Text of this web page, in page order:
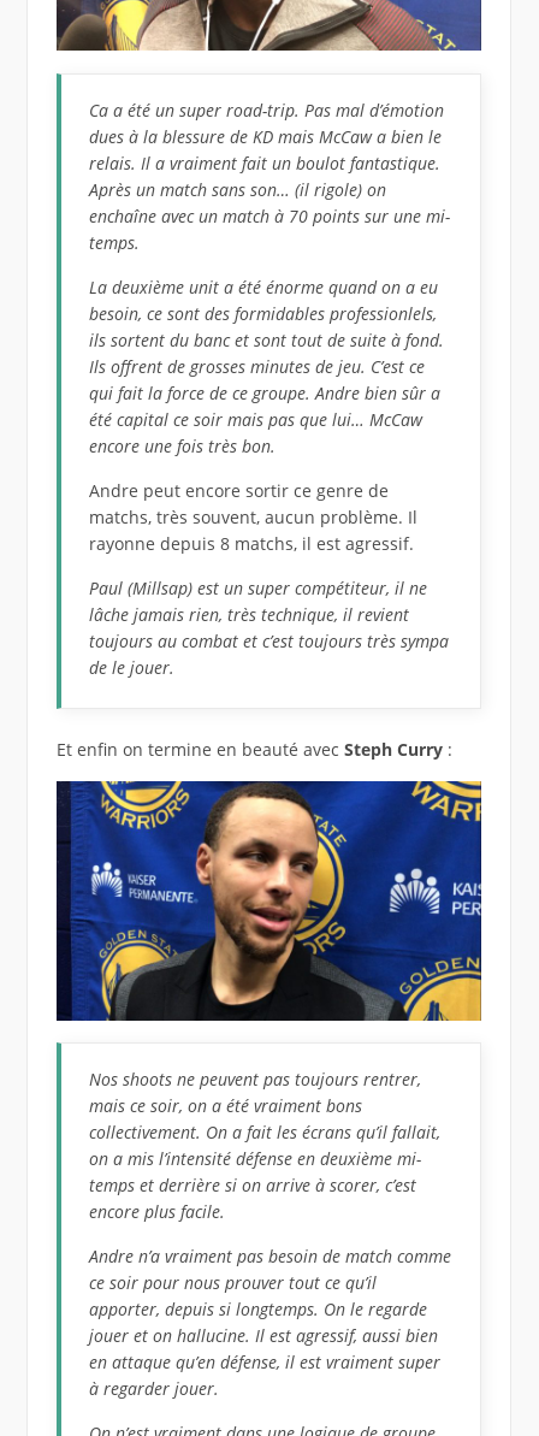
Ca a été un super road-trip. Pas mal d’émotion
dues à la blessure de KD mais McCaw a bien le
relais. Il a vraiment fait un boulot fantastique.
Après un match sans son… (il rigole) on
enchaîne avec un match à 70 points sur une mi-
temps.
La deuxième unit a été énorme quand on a eu
besoin, ce sont des formidables professionlels,
ils sortent du banc et sont tout de suite à fond.
Ils offrent de grosses minutes de jeu. C’est ce
qui fait la force de ce groupe. Andre bien sûr a
été capital ce soir mais pas que lui… McCaw
encore une fois très bon.
Andre peut encore sortir ce genre de
matchs, très souvent, aucun problème. Il
rayonne depuis 8 matchs, il est agressif.
Paul (Millsap) est un super compétiteur, il ne
lâche jamais rien, très technique, il revient
toujours au combat et c’est toujours très sympa
de le jouer.
Et enfin on termine en beauté avec Steph Curry:
Nos shoots ne peuvent pas toujours rentrer,
mais ce soir, on a été vraiment bons
collectivement. On a fait les écrans qu’il fallait,
on a mis l’intensité défense en deuxième mi-
temps et derrière si on arrive à scorer, c’est
encore plus facile.
Andre n’a vraiment pas besoin de match comme
ce soir pour nous prouver tout ce qu’il
apporter, depuis si longtemps. On le regarde
jouer et on hallucine. Il est agressif, aussi bien
en attaque qu’en défense, il est vraiment super
à regarder jouer.